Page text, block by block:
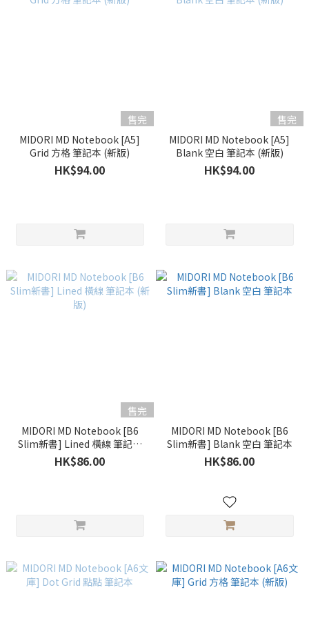
售完
MIDORI MD Notebook [A5]
Grid 方格 筆記本 (新版)
HK$94.00
售完
MIDORI MD Notebook [A5]
Blank 空白 筆記本 (新版)
HK$94.00
售完
MIDORI MD Notebook [B6
Slim新書] Lined 橫線 筆記本
(新版)
HK$86.00
MIDORI MD Notebook [B6
Slim新書] Blank 空白 筆記本
HK$86.00